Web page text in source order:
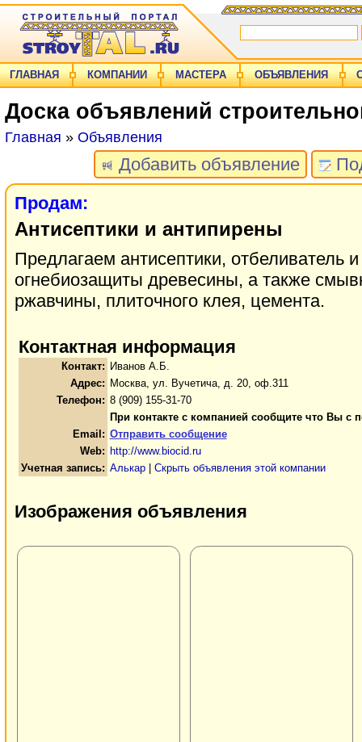
ГЛАВНАЯ КОМПАНИИ МАСТЕРА ОБЪЯВЛЕНИЯ
Доска объявлений
Главная » Объявления
Добавить объявление
Продам:
Антисептики и антипирены
Предлагаем антисептики, отбеливатель
огнебиозащиты древесины, а также
ржавчины, плиточного клея, цемента.
Контактная информация
Контакт: Иванов А.Б.
Адрес: Москва, ул. Вучетича, д. 20, оф.311
Телефон: 8 (909) 155-31-70
При контакте с компанией сообщите что Вы с
Email: Отправить сообщение
Web: http://www.biocid.ru
Учетная запись: Алькар| Скрыть объявления этой компании
Изображения объявления